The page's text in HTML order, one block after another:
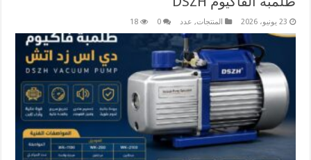
23 يونيو، 2026 المنتجات, عدد 0
18